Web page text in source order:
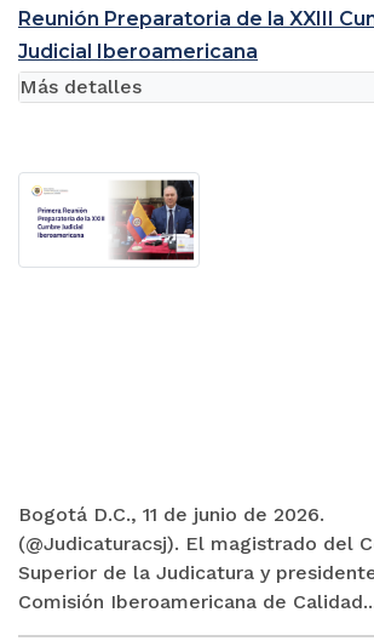
Reunión Preparatoria de la XXIII
Judicial Iberoamericana
Bogotá D.C., 11 de junio de 2026.
(@Judicaturacsj). El magistrado del
Superior de la Judicatura y
Comisión Iberoamericana de
Más detalles